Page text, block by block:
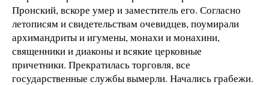
Пронский, вскоре умер и заместитель его. Согласно
летописям и свидетельствам очевидцев, поумирали
архимандриты и игумены, монахи и монахини,
священники и диаконы и всякие церковные
причетники. Прекратилась торговля, все
государственные службы вымерли. Начались грабежи.